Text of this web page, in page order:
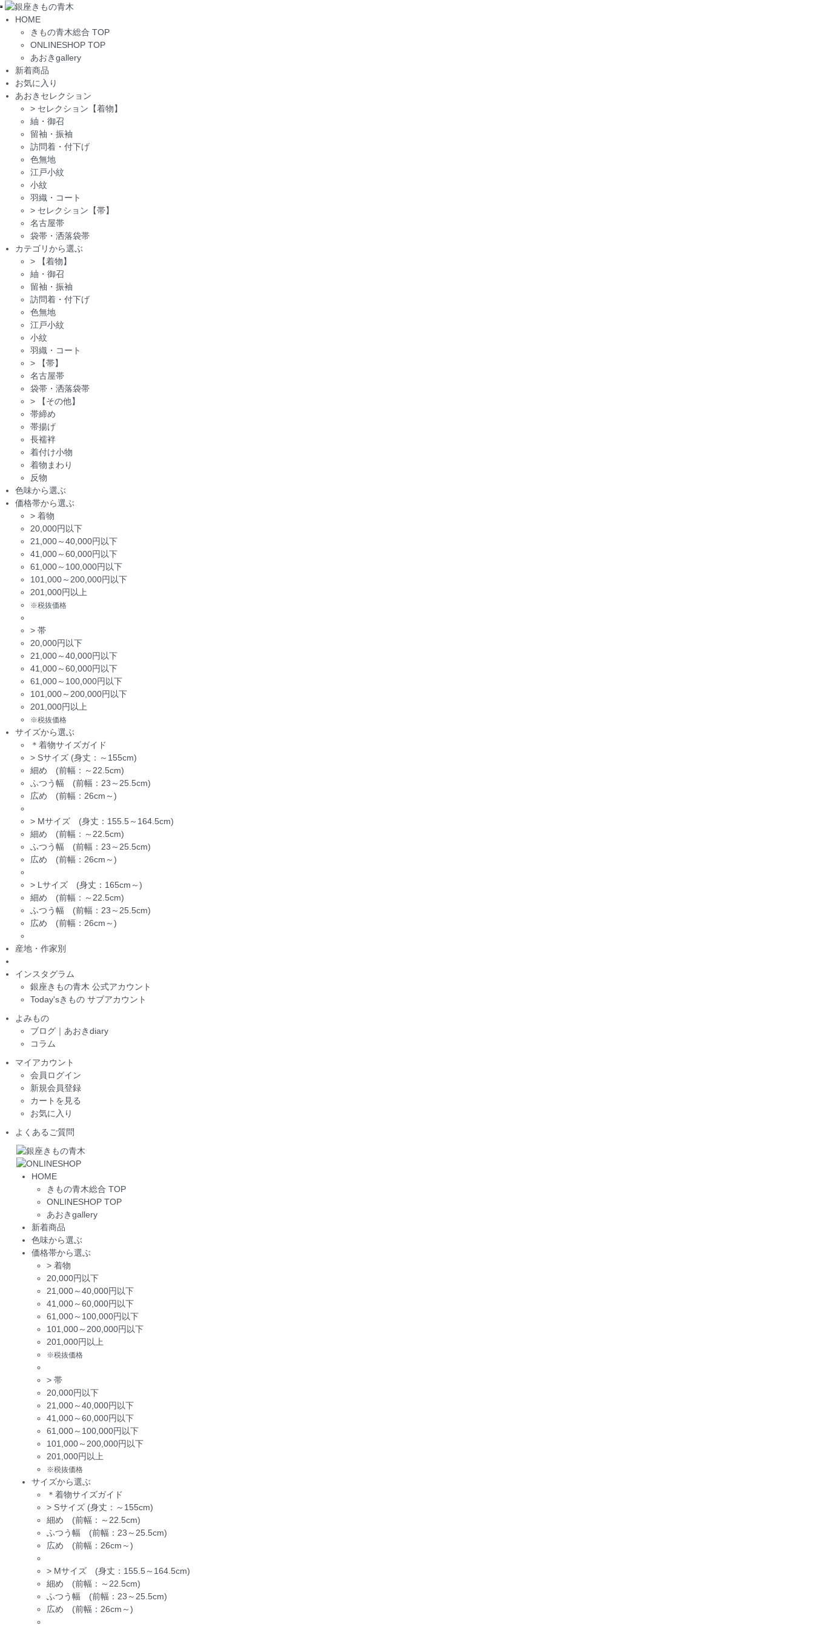
Toggle
navigation
HOME
きもの青木総合 TOP
ONLINESHOP TOP
あおきgallery
新着商品
お気に入り
あおきセレクション
> セレクション【着物】
紬・御召
留袖・振袖
訪問着・付下げ
色無地
江戸小紋
小紋
羽織・コート
> セレクション【帯】
名古屋帯
袋帯・洒落袋帯
カテゴリから選ぶ
>
【着物】
紬・御召
留袖・振袖
訪問着・付下げ
色無地
江戸小紋
小紋
羽織・コート
>
【帯】
名古屋帯
袋帯・洒落袋帯
>
【その他】
帯締め
帯揚げ
長襦袢
着付け小物
着物まわり
反物
色味から選ぶ
価格帯から選ぶ
> 着物
20,000円以下
21,000～40,000円以下
41,000～60,000円以下
61,000～100,000円以下
101,000～200,000円以下
201,000円以上
※税抜価格
> 帯
20,000円以下
21,000～40,000円以下
41,000～60,000円以下
61,000～100,000円以下
101,000～200,000円以下
201,000円以上
※税抜価格
サイズから選ぶ
＊着物サイズガイド
> Sサイズ (身丈：～155cm)
細め (前幅：～22.5cm)
ふつう幅 (前幅：23～25.5cm)
広め (前幅：26cm～)
> Mサイズ (身丈：155.5～164.5cm)
細め (前幅：～22.5cm)
ふつう幅 (前幅：23～25.5cm)
広め (前幅：26cm～)
> Lサイズ (身丈：165cm～)
細め (前幅：～22.5cm)
ふつう幅 (前幅：23～25.5cm)
広め (前幅：26cm～)
産地・作家別
インスタグラム
銀座きもの青木 公式アカウント
Today'sきもの サブアカウント
よみもの
ブログ｜あおきdiary
コラム
マイアカウント
会員ログイン
新規会員登録
カートを見る
お気に入り
よくあるご質問
HOME
きもの青木総合 TOP
ONLINESHOP TOP
あおきgallery
新着商品
色味から選ぶ
価格帯から選ぶ
> 着物
20,000円以下
21,000～40,000円以下
41,000～60,000円以下
61,000～100,000円以下
101,000～200,000円以下
201,000円以上
※税抜価格
> 帯
20,000円以下
21,000～40,000円以下
41,000～60,000円以下
61,000～100,000円以下
101,000～200,000円以下
201,000円以上
※税抜価格
サイズから選ぶ
＊着物サイズガイド
> Sサイズ (身丈：～155cm)
細め (前幅：～22.5cm)
ふつう幅 (前幅：23～25.5cm)
広め (前幅：26cm～)
> Mサイズ (身丈：155.5～164.5cm)
細め (前幅：～22.5cm)
ふつう幅 (前幅：23～25.5cm)
広め (前幅：26cm～)